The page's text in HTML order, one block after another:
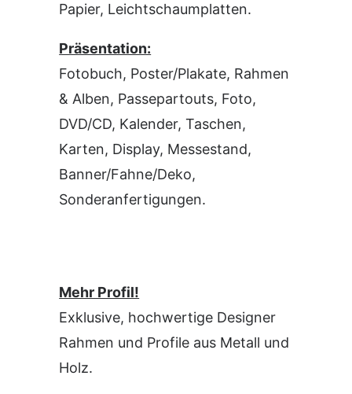
Papier, Leichtschaumplatten.
Präsentation:
Fotobuch, Poster/Plakate, Rahmen
& Alben, Passepartouts, Foto,
DVD/CD, Kalender, Taschen,
Karten, Display, Messestand,
Banner/Fahne/Deko,
Sonderanfertigungen.
Mehr Profil!
Exklusive, hochwertige Designer
Rahmen und Profile aus Metall und
Holz.